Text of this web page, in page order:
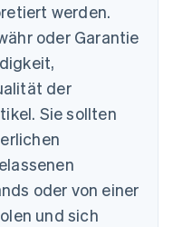
werden.
oder Garantie
der
Sie sollten
oder von einer
und sich